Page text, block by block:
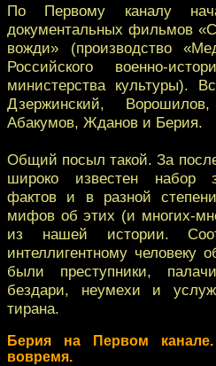
По Первому каналу
документальных фильмов
вожди» (производство
Российского военно-
министерства культуры).
Дзержинский,
Абакумов, Жданов и Берия.
Общий посыл такой. За
широко известен набор
фактов и в разной
мифов об этих (и многих-
из нашей истории.
интеллигентному человеку
были преступники,
бездари, неумехи и
тирана.
Берия на Первом
вовремя.